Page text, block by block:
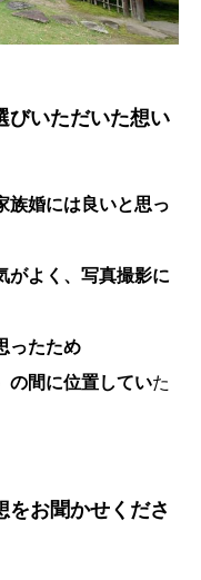
びいただいた想い
族婚には良いと思っ
がよく、写真撮影に
ったため
の間に位置していた
をお聞かせくださ